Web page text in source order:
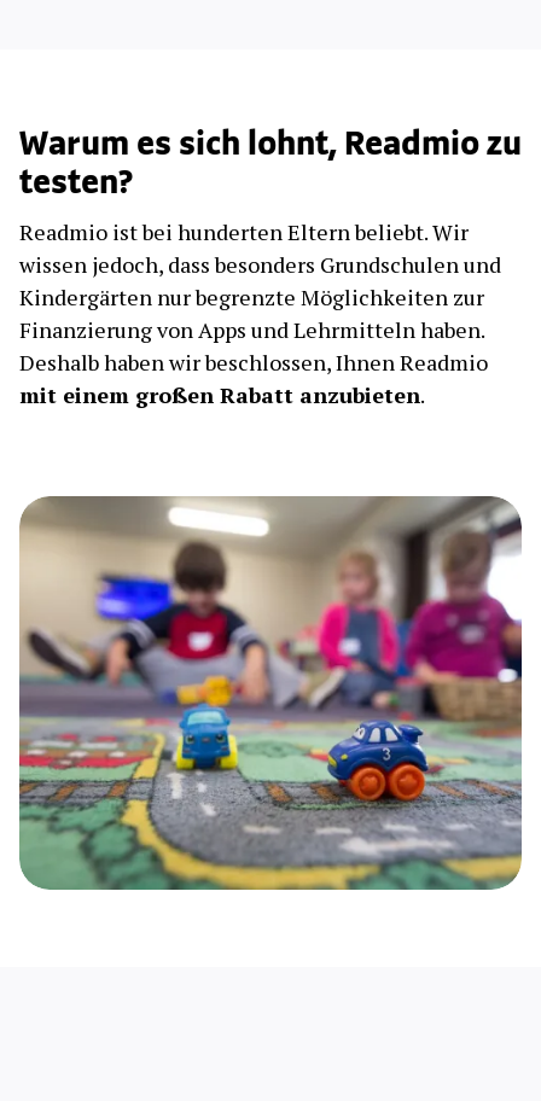
Warum es sich lohnt, Readmio zu
testen?
Readmio ist bei hunderten Eltern beliebt. Wir
wissen jedoch, dass besonders Grundschulen und
Kindergärten nur begrenzte Möglichkeiten zur
Finanzierung von Apps und Lehrmitteln haben.
Deshalb haben wir beschlossen, Ihnen Readmio
mit einem großen Rabatt anzubieten.